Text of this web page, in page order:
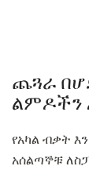
ጨጓራ
ልምዶችን
የአካል ብቃት
አሰልጣኞቹ